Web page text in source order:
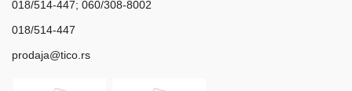
018/514-447; 060/308-8002
018/514-447
prodaja@tico.rs